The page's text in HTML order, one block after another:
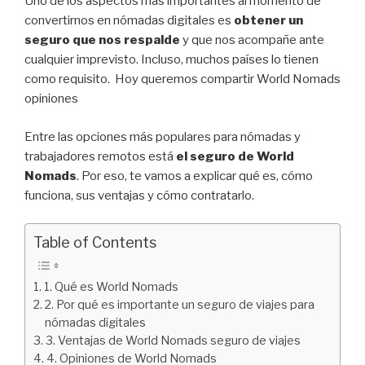
convertirnos en nómadas digitales es obtener un
seguro que nos respalde y que nos acompañe ante
cualquier imprevisto. Incluso, muchos países lo tienen
como requisito. Hoy queremos compartir World Nomads
opiniones
Entre las opciones más populares para nómadas y
trabajadores remotos está el seguro de World
Nomads. Por eso, te vamos a explicar qué es, cómo
funciona, sus ventajas y cómo contratarlo.
Table of Contents
1. Qué es World Nomads
2. Por qué es importante un seguro de viajes para
nómadas digitales
3. Ventajas de World Nomads seguro de viajes
4. Opiniones de World Nomads